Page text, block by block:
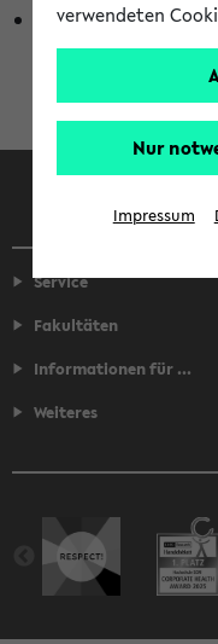
Die Anzeige ist
vom im eKVV
Service
Fakultäten
Informationen für ...
Weiteres
verwendeten
Nur
Impressum